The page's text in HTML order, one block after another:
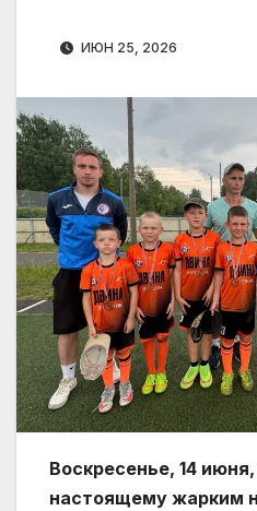
ИЮН 25, 2026
Воскресенье, 14
настоящему жарким